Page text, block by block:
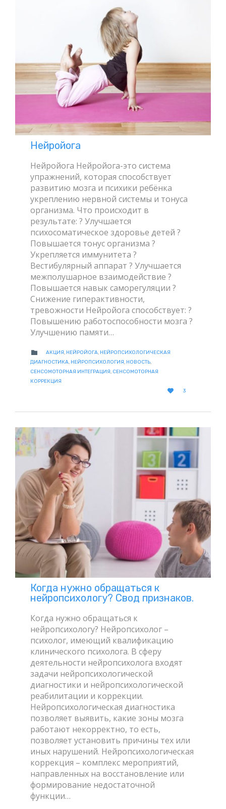
Нейройога
Нейройога Нейройога-это система
упражнений, которая способствует
развитию мозга и психики ребёнка
укреплению нервной системы и тонуса
организма. Что происходит в
результате: ? Улучшается
психосоматическое здоровье детей ?
Повышается тонус организма ?
Укрепляется иммунитета ?
Вестибулярный аппарат ? Улучшается
межполушарное взаимодействие ?
Повышается навык саморегуляции ?
Снижение гиперактивности,
тревожности Нейройога способствует: ?
Повышению работоспособности мозга ?
Улучшению памяти…
 CATEGORY
АКЦИЯ, НЕЙРОЙОГА, НЕЙРОПСИХОЛОГИЧЕСКАЯ
ДИАГНОСТИКА, НЕЙРОПСИХОЛОГИЯ, НОВОСТЬ,
СЕНСОМОТОРНАЯ ИНТЕГРАЦИЯ, СЕНСОМОТОРНАЯ
КОРРЕКЦИЯ

LOVE
3
Когда нужно обращаться к
нейропсихологу? Свод признаков.
Когда нужно обращаться к
нейропсихологу? Нейропсихолог –
психолог, имеющий квалификацию
клинического психолога. В сферу
деятельности нейропсихолога входят
задачи нейропсихологической
диагностики и нейропсихологической
реабилитации и коррекции.
Нейропсихологическая диагностика
позволяет выявить, какие зоны мозга
работают некорректно, то есть,
позволяет установить причины тех или
иных нарушений. Нейропсихологическая
коррекция – комплекс мероприятий,
направленных на восстановление или
формирование недостаточной
функции…